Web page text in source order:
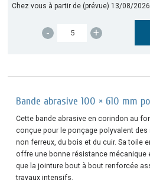
Chez vous à partir de (prévue) 13/08/2026
- +
Bande abrasive 100 × 610 mm
Cette bande abrasive en corindon au
conçue pour le ponçage polyvalent des
non ferreux, du bois et du cuir. Sa toile
offre une bonne résistance mécanique
que la jointure bout à bout renforcée
travaux intensifs.